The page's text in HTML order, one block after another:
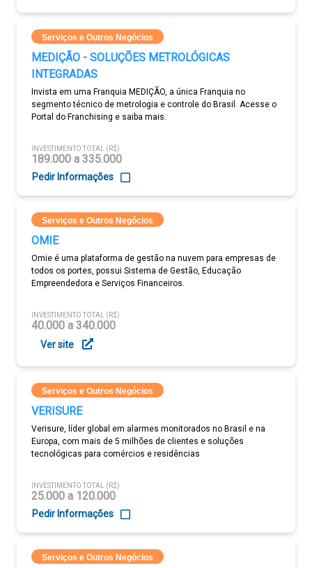
Serviços e Outros Negócios
MEDIÇÃO - SOLUÇÕES METROLÓGICAS
INTEGRADAS
Invista em uma Franquia MEDIÇÃO, a única Franquia no
segmento técnico de metrologia e controle do Brasil. Acesse o
Portal do Franchising e saiba mais.
INVESTIMENTO TOTAL (R$)
189.000 a 335.000
Pedir Informações
Serviços e Outros Negócios
OMIE
Omie é uma plataforma de gestão na nuvem para empresas de
todos os portes, possui Sistema de Gestão, Educação
Empreendedora e Serviços Financeiros.
INVESTIMENTO TOTAL (R$)
40.000 a 340.000
Ver site
Serviços e Outros Negócios
VERISURE
Verisure, líder global em alarmes monitorados no Brasil e na
Europa, com mais de 5 milhões de clientes e soluções
tecnológicas para comércios e residências
INVESTIMENTO TOTAL (R$)
25.000 a 120.000
Pedir Informações
Serviços e Outros Negócios